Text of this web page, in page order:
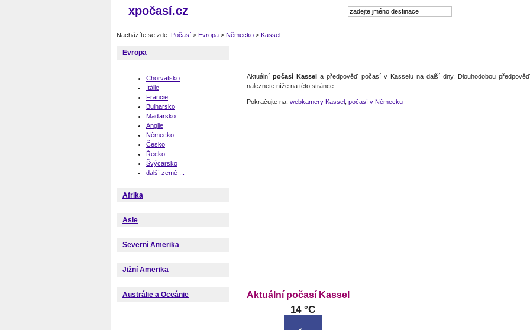
xpočasí.cz
Nacházíte se zde: Počasí > Evropa > Německo > Kassel
Evropa
Chorvatsko
Itálie
Francie
Bulharsko
Maďarsko
Anglie
Německo
Česko
Řecko
Švýcarsko
další země ...
Afrika
Asie
Severní Amerika
Jižní Amerika
Austrálie a Oceánie
Aktuálnípočasí Kassel a předpověď počasí v Kasselu na další dny. Dlouhodobou
naleznete níže na této stránce.
Pokračujte na: webkamery Kassel počasí v Německu
Aktuální počasí Kassel
14 °C